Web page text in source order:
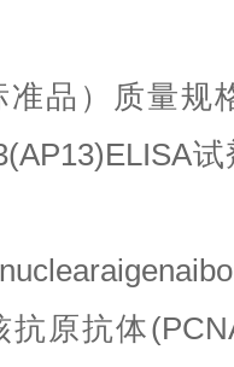
品）质量规
试
抗原抗体